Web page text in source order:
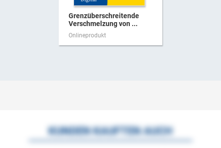
Grenzüberschreitende
Verschmelzung von ...
Onlineprodukt
KUNDEN KAUFTEN AUCH